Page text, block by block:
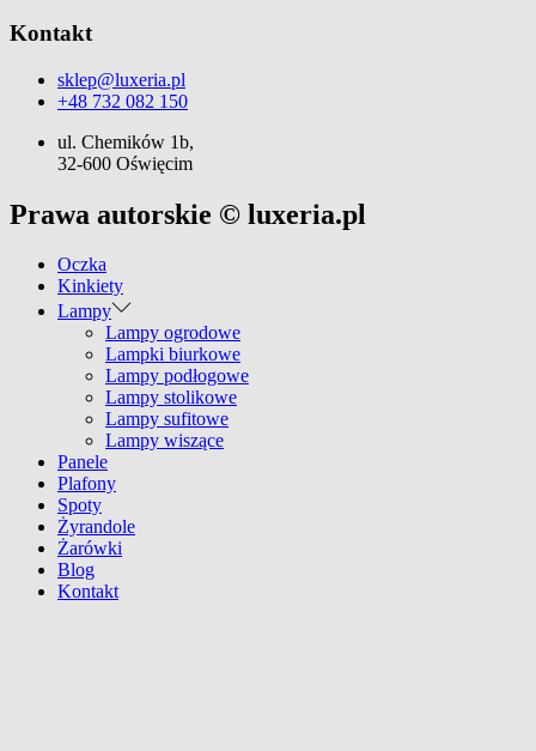
Kontakt
sklep@luxeria.pl
+48 732 082 150
ul. Chemików 1b,
32-600 Oświęcim
Prawa autorskie © luxeria.pl
Oczka
Kinkiety
Lampy
Lampy ogrodowe
Lampki biurkowe
Lampy podłogowe
Lampy stolikowe
Lampy sufitowe
Lampy wiszące
Panele
Plafony
Spoty
Żyrandole
Żarówki
Blog
Kontakt